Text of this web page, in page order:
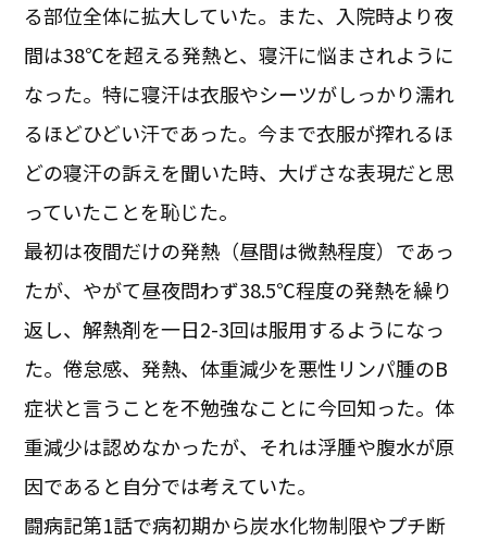
る部位全体に拡大していた。また、入院時より夜
間は38℃を超える発熱と、寝汗に悩まされように
なった。特に寝汗は衣服やシーツがしっかり濡れ
るほどひどい汗であった。今まで衣服が搾れるほ
どの寝汗の訴えを聞いた時、大げさな表現だと思
っていたことを恥じた。
最初は夜間だけの発熱（昼間は微熱程度）であっ
たが、やがて昼夜問わず38.5℃程度の発熱を繰り
返し、解熱剤を一日2-3回は服用するようになっ
た。倦怠感、発熱、体重減少を悪性リンパ腫のB
症状と言うことを不勉強なことに今回知った。体
重減少は認めなかったが、それは浮腫や腹水が原
因であると自分では考えていた。
闘病記第1話で病初期から炭水化物制限やプチ断